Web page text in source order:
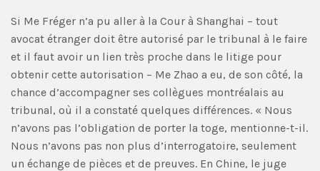
Si Me Fréger n’a pu aller à la Cour à Shanghai – tout
avocat étranger doit être autorisé par le tribunal à le faire
et il faut avoir un lien très proche dans le litige pour
obtenir cette autorisation – Me Zhao a eu, de son côté, la
chance d’accompagner ses collègues montréalais au
tribunal, où il a constaté quelques différences. « Nous
n’avons pas l’obligation de porter la toge, mentionne-t-il.
Nous n’avons pas non plus d’interrogatoire, seulement
un échange de pièces et de preuves. En Chine, le juge